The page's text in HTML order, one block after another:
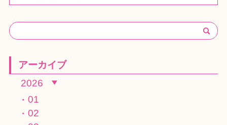
アーカイブ
2026
01
02